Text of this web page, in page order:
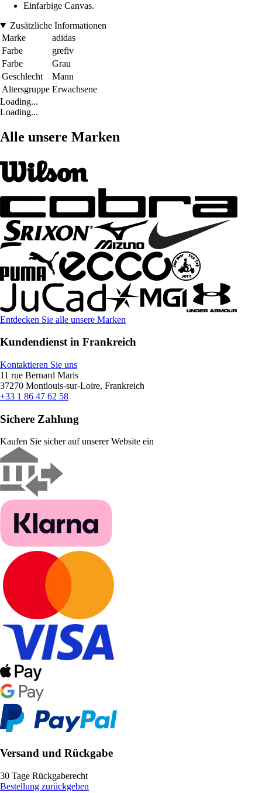
Einfarbige Canvas.
Zusätzliche Informationen
Marke
adidas
Farbe
grefiv
Farbe
Grau
Geschlecht
Mann
Altersgruppe Erwachsene
Loading...
Loading...
Alle unsere Marken
Entdecken Sie alle unsere Marken
Kundendienst in Frankreich
Kontaktieren Sie uns
11 rue Bernard Maris
37270 Montlouis-sur-Loire, Frankreich
+33 1 86 47 62 58
Sichere Zahlung
Kaufen Sie sicher auf unserer Website ein
Versand und Rückgabe
30 Tage Rückgaberecht
Bestellung zurückgeben